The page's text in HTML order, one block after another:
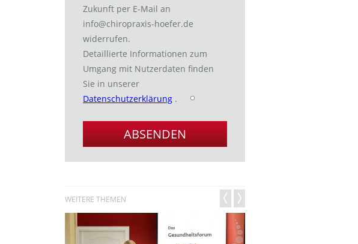
Zukunft per E-Mail an
info@chiropraxis-hoefer.de
widerrufen.
Detaillierte Informationen zum
Umgang mit Nutzerdaten finden
Sie in unserer
Datenschutzerklärung .
WEITERE THEMEN